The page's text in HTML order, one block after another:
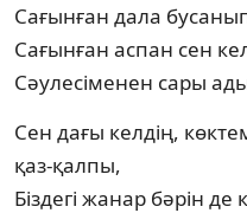
Сағынған дала
Сағынған аспан сен
Сәулесіменен сары
Сен дағы келдің,
қаз-қалпы,
Біздегі жанар бәрін де